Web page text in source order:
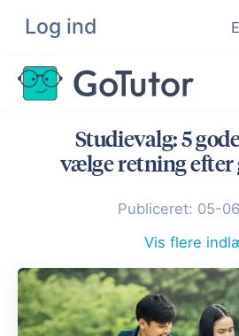
Log ind
Søg
Lektiehjælp
Hjælp til ordblinde
Kundeudtalelser
Undervisere
Studievalg: 5
vælge retning
Publiceret: 05-
Vis flere